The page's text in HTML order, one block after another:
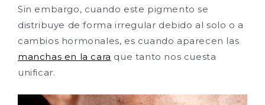
Sin embargo, cuando este pigmento se
distribuye de forma irregular debido al solo o a
cambios hormonales, es cuando aparecen las
manchas en la cara que tanto nos cuesta
unificar.